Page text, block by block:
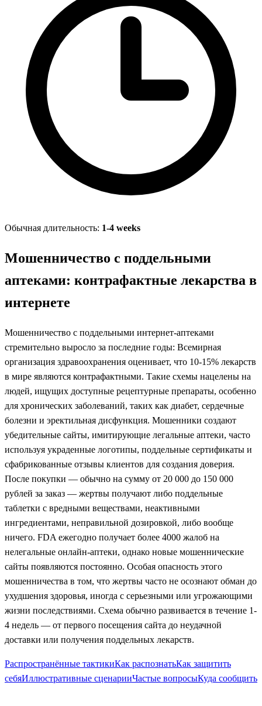
Обычная длительность: 1-4 weeks
Мошенничество с поддельными
аптеками: контрафактные лекарства в
интернете
Мошенничество с поддельными интернет-аптеками
стремительно выросло за последние годы: Всемирная
организация здравоохранения оценивает, что 10-15% лекарств
в мире являются контрафактными. Такие схемы нацелены на
людей, ищущих доступные рецептурные препараты, особенно
для хронических заболеваний, таких как диабет, сердечные
болезни и эректильная дисфункция. Мошенники создают
убедительные сайты, имитирующие легальные аптеки, часто
используя украденные логотипы, поддельные сертификаты и
сфабрикованные отзывы клиентов для создания доверия.
После покупки — обычно на сумму от 20 000 до 150 000
рублей за заказ — жертвы получают либо поддельные
таблетки с вредными веществами, неактивными
ингредиентами, неправильной дозировкой, либо вообще
ничего. FDA ежегодно получает более 4000 жалоб на
нелегальные онлайн-аптеки, однако новые мошеннические
сайты появляются постоянно. Особая опасность этого
мошенничества в том, что жертвы часто не осознают обман до
ухудшения здоровья, иногда с серьезными или угрожающими
жизни последствиями. Схема обычно развивается в течение 1-
4 недель — от первого посещения сайта до неудачной
доставки или получения поддельных лекарств.
Распространённые тактикиКак распознатьКак защитить
себяИллюстративные сценарииЧастые вопросыКуда сообщить